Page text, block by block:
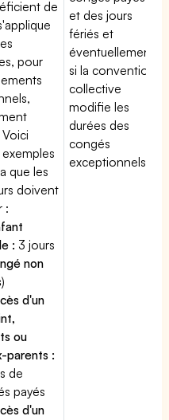
de
pour
que les
doivent
:
: 3 jours
non
)
d'un
ou
parents :
de
payés
d'un
et des jours
fériés et
éventuellement
si la convention
collective
modifie les
durées des
congés
exceptionnels.